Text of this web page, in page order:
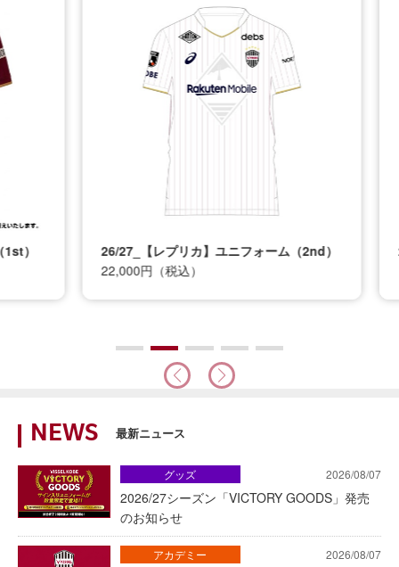
26/27_【レプリカ】ユニフォーム（2nd）
22,000円（税込）
NEWS 最新ニュース
2026/08/07
2026/27シーズン「VICTORY GOODS」発売
のお知らせ
グッズ
2026/08/07
アカデミー